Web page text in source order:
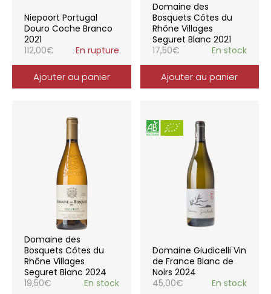
Niepoort Portugal
Douro Coche Branco
2021
112,00€ En rupture
Ajouter au panier
Domaine des
Bosquets Côtes du
Rhône Villages
Seguret Blanc 2021
17,50€ En stock
Ajouter au panier
Domaine des
Bosquets Côtes du
Rhône Villages
Seguret Blanc 2024
19,50€ En stock
Domaine Giudicelli Vin
de France Blanc de
Noirs 2024
45,00€ En stock